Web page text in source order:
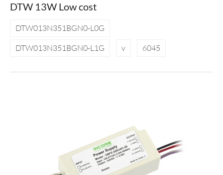
DTW 13W Low cost
DTW013N351BGN0-L0G
DTW013N351BGN0-L1G
v 6045